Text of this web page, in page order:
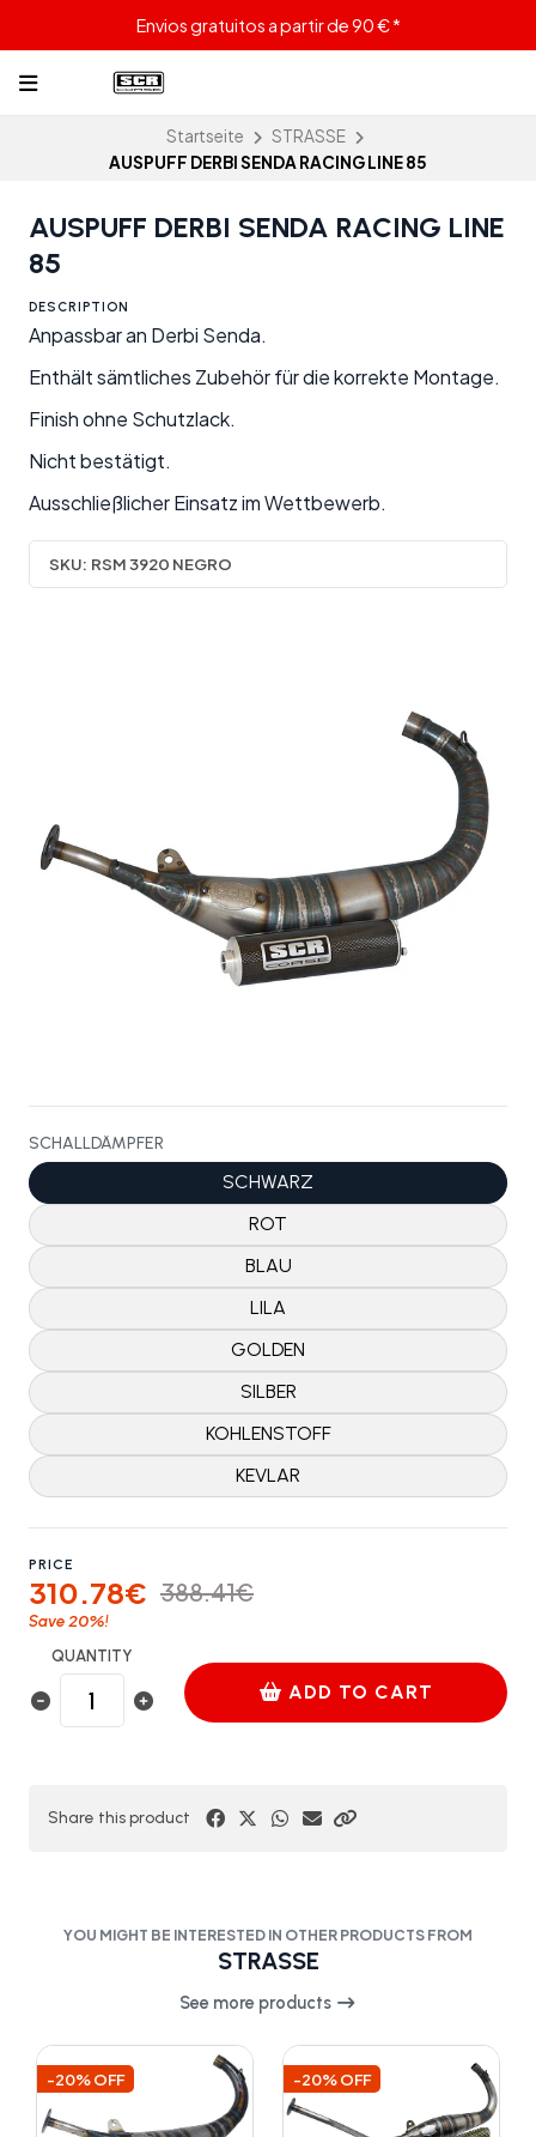
Envios gratuitos a partir de 90 € *
Startseite
STRASSE
AUSPUFF DERBI SENDA RACING LINE 85
AUSPUFF DERBI SENDA RACING LINE
85
DESCRIPTION
Anpassbar an Derbi Senda.
Enthält sämtliches Zubehör für die korrekte Montage.
Finish ohne Schutzlack.
Nicht bestätigt.
Ausschließlicher Einsatz im Wettbewerb.
SKU: RSM 3920 NEGRO
SCHALLDÄMPFER
SCHWARZ
ROT
BLAU
LILA
GOLDEN
SILBER
KOHLENSTOFF
KEVLAR
PRICE
310.78€ 388.41€
Save 20%!
QUANTITY
ADD TO CART
Share this product
YOU MIGHT BE INTERESTED IN OTHER PRODUCTS FROM
STRASSE
See more products
-20% OFF -20% OFF